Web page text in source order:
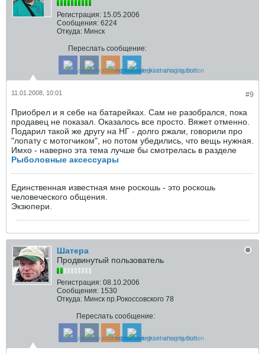
Регистрация: 15.05.2006
Сообщения: 6224
Откуда: Минск
Переслать сообщение:
#9
11.01.2008, 10:01
Приобрел и я себе на батарейках. Сам не разобрался, пока
продавец не показал. Оказалось все просто. Вяжет отменно.
Подарил такой же другу на НГ - долго ржали, говорили про
"лопату с мотогчиком", но потом убедились, что вещь нужная.
Имхо - наверно эта тема лучше бы смотрелась в разделе
Рыболовные аксессуары
Единственная известная мне роскошь - это роскошь
человеческого общения.
Экзюпери.
Шатера
Продвинутый пользователь
Регистрация: 08.10.2006
Сообщения: 1530
Откуда: Минск пр.Рокоссовского 78
Переслать сообщение: